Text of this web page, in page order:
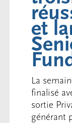
et
La
finalisé
sortie
générant